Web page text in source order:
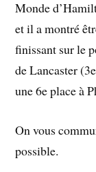
Monde
et il a montré
finissant sur le
de Lancaster
une 6e place à
On vous
possible.